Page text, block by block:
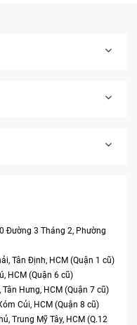
Đường 3 Tháng 2, Phường
Tân Định, HCM (Quận 1 cũ)
HCM (Quận 6 cũ)
Hưng, HCM (Quận 7 cũ)
Củi, HCM (Quận 8 cũ)
Trung Mỹ Tây, HCM (Q.12